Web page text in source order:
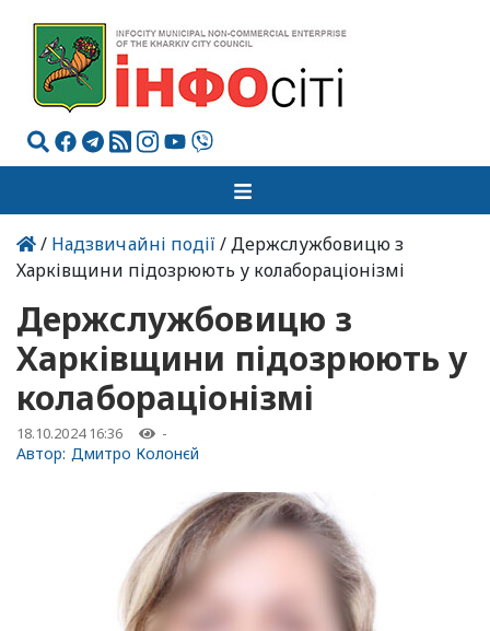
/ Надзвичайні події / Держслужбовицю з
Харківщини підозрюють у колабораціонізмі
Держслужбовицю з
Харківщини підозрюють у
колабораціонізмі
18.10.2024 16:36 -
Автор: Дмитро Колонєй